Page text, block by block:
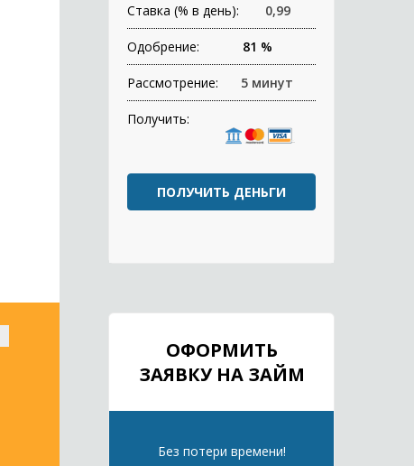
Ставка (% в день): 0,99
Одобрение: 81 %
Рассмотрение: 5 минут
Получить:
ПОЛУЧИТЬ ДЕНЬГИ
ОФОРМИТЬ
ЗАЯВКУ НА ЗАЙМ
Без потери времени!